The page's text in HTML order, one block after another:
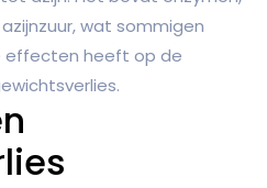
wat sommigen
effecten heeft op de